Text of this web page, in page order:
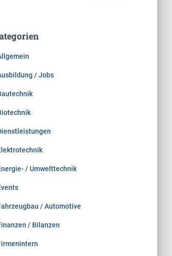
/ Jobs
/ Umwelttechnik
/ Automotive
/ Bilanzen